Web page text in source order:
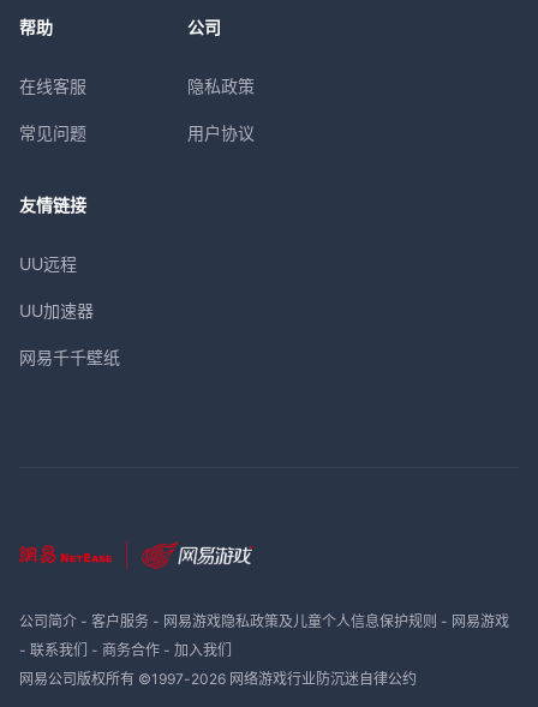
帮助
在线客服
常见问题
公司
隐私政策
用户协议
友情链接
UU远程
UU加速器
网易千千壁纸
公司简介- 客户服务- 网易游戏隐私政策及儿童个人信息保护规则 - 网易游戏
- 联系我们 - 商务合作- 加入我们
网易公司版权所有 ©1997-2026 网络游戏行业防沉迷自律公约